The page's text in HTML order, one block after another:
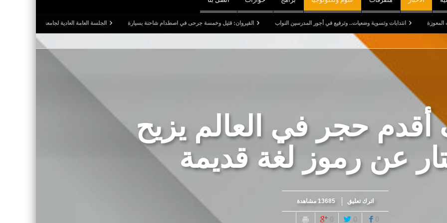
انتدابات وتسوية وضعيات.. وترفيع في أجور المدرسين النواب القيروان: قتيل وخمسة جرحى في اصطدام شاحنة بسيارة الجلسة العامة العادية لجامعة كرة القدم: المصادقة على التقريرين
حجر في العالم يزيح
عن رموز لغة قديمة
اترك تعليق 13685 مشاهدة